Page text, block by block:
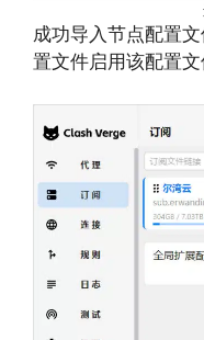
成功导入节点配置
置文件启用该配置文